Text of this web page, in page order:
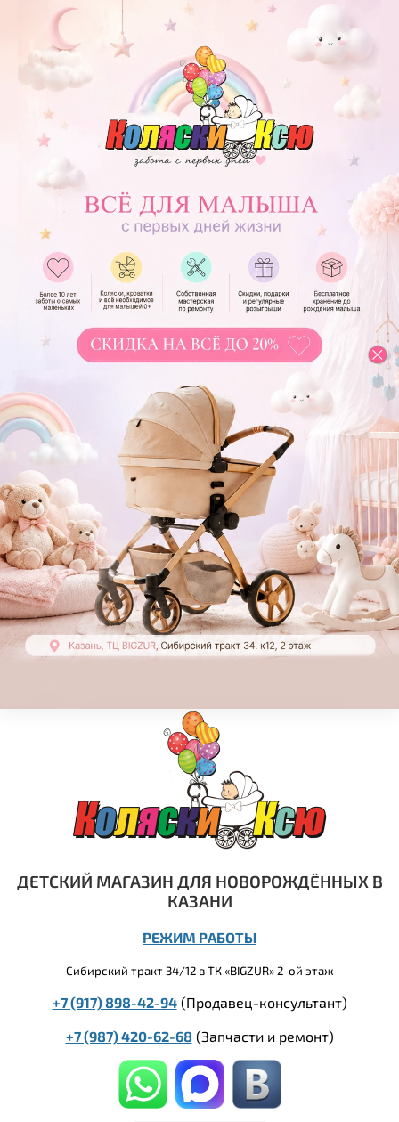
ДЕТСКИЙ МАГАЗИН ДЛЯ НОВОРОЖДЁННЫХ В
КАЗАНИ
РЕЖИМ РАБОТЫ
Сибирский тракт 34/12 в ТК «BIGZUR» 2-ой этаж
+7 (917) 898-42-94(Продавец-консультант)
+7 (987) 420-62-68 (Запчасти и ремонт)